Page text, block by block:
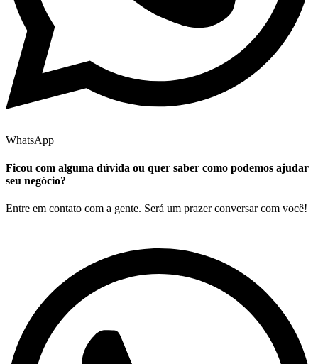
WhatsApp
Ficou com alguma dúvida ou quer saber como podemos ajudar
seu negócio?
Entre em contato com a gente. Será um prazer conversar com você!